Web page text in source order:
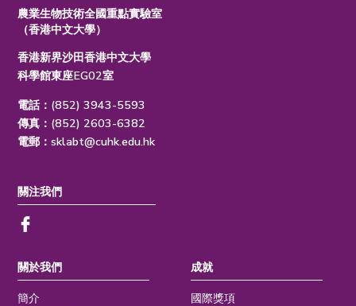
農業生物技術全國重點實驗室
（香港中文大學）
香港新界沙田香港中文大學
科學館東座EG02室
電話：(852) 3943-5593
傳真：(852) 2603-6382
電郵：sklabt@cuhk.edu.hk
關於我們
簡介
成就
國際獎項
關注我們